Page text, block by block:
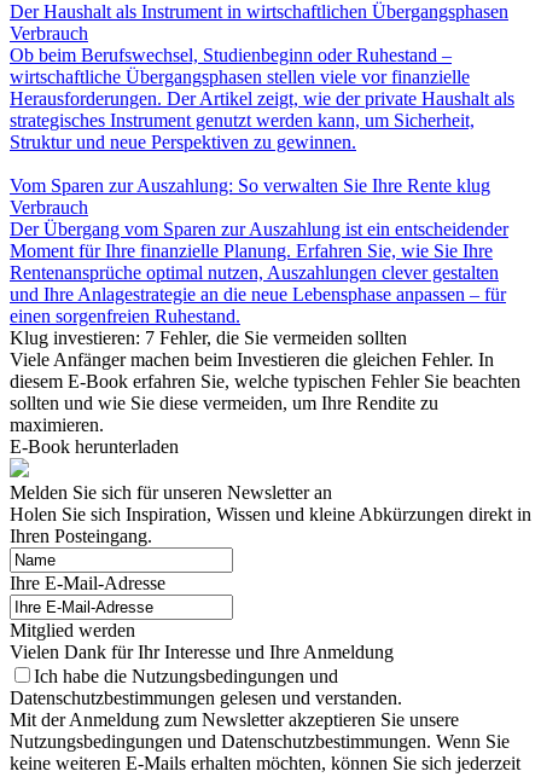
Der Haushalt als Instrument in wirtschaftlichen Übergangsphasen
Verbrauch
Ob beim Berufswechsel, Studienbeginn oder Ruhestand –
wirtschaftliche Übergangsphasen stellen viele vor finanzielle
Herausforderungen. Der Artikel zeigt, wie der private Haushalt als
strategisches Instrument genutzt werden kann, um Sicherheit,
Struktur und neue Perspektiven zu gewinnen.
Vom Sparen zur Auszahlung: So verwalten Sie Ihre Rente klug
Verbrauch
Der Übergang vom Sparen zur Auszahlung ist ein entscheidender
Moment für Ihre finanzielle Planung. Erfahren Sie, wie Sie Ihre
Rentenansprüche optimal nutzen, Auszahlungen clever gestalten
und Ihre Anlagestrategie an die neue Lebensphase anpassen – für
einen sorgenfreien Ruhestand.
Klug investieren: 7 Fehler, die Sie vermeiden sollten
Viele Anfänger machen beim Investieren die gleichen Fehler. In
diesem E-Book erfahren Sie, welche typischen Fehler Sie beachten
sollten und wie Sie diese vermeiden, um Ihre Rendite zu
maximieren.
E-Book herunterladen
Melden Sie sich für unseren Newsletter an
Holen Sie sich Inspiration, Wissen und kleine Abkürzungen direkt in
Ihren Posteingang.
Ihre E-Mail-Adresse
Mitglied werden
Vielen Dank für Ihr Interesse und Ihre Anmeldung
Ich habe die Nutzungsbedingungen und
Datenschutzbestimmungen gelesen und verstanden.
Mit der Anmeldung zum Newsletter akzeptieren Sie unsere
Nutzungsbedingungen und Datenschutzbestimmungen. Wenn Sie
keine weiteren E-Mails erhalten möchten, können Sie sich jederzeit